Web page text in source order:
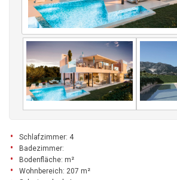
Schlafzimmer: 4
Badezimmer:
Bodenfläche: m²
Wohnbereich: 207 m²